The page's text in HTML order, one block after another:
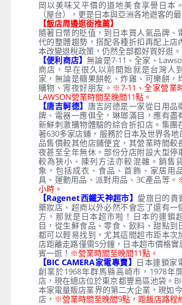
岡以美味又平價的道地美食享譽日本
（屋台），更是日本與亞洲各地遊客的最
【飯店周邊逛街推薦】
隨著日幣的貶值，到日本買人氣品牌、
代的整體趨勢，搭配各種折扣再配上店
本改變退稅政策，仍然全部都好買好逛。
【便利商店】無論是7-11、全家、
商店，早在很久以前開始就是台灣人
家，無論是糖果餅乾、炸雞、可樂餅，
購物、宵夜好朋友。 ※7-11、全家營業
LAWSON營業時間至晚間11點。
【唐吉軻德】 唐吉訶德是一家從日用品
牌、電器一應俱全，琳瑯滿目，應有盡
新鮮刺激購物體驗的綜合折扣店。集團
著630多家店鋪，服務於日本及世界各地
品售價較其他店鋪便宜，其營業時間較
夜甚至全年無休。部份分店附設大型停
較為狹小、陳列方法亦較混雜。銷售
象，包括成衣、食品、首飾、家居用
具、運動用品、派對用品、3C產品等。
小時。
【Ragenet西鐵天神超市】 愛旅日的貴
藥妝店、超商以外必然不會忘了還有一
方，那就是日本超市啦！日本的連鎖
目，從生鮮食品、零食、飲料、甜點到
都可以輕易找到，尤其這間超市距本次
店距離走路僅需5分鐘，日本超市價格
賓一逛！ ※營業時間至晚間11點。
【BIC CAMERA家電專賣】 日本連鎖家
創業於1968年群馬縣高崎市，1978年
店，現在總店位於東京都豐島區池袋。
本家電量販店業界的第二大企業，現如
店， ※營業時間至晚間9點，距飯店路程